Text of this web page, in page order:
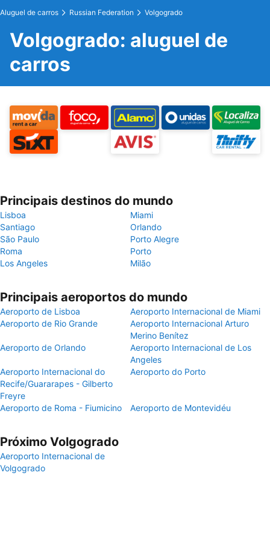
Aluguel de carros Russian Federation Volgogrado
Volgogrado: aluguel de
carros
Principais destinos do mundo
Lisboa
Miami
Santiago
Orlando
São Paulo
Porto Alegre
Roma
Porto
Los Angeles
Milão
Principais aeroportos do mundo
Aeroporto de Lisboa
Aeroporto Internacional de Miami
Aeroporto de Rio Grande
Aeroporto Internacional Arturo
Merino Benítez
Aeroporto de Orlando
Aeroporto Internacional de Los
Angeles
Aeroporto Internacional do
Recife/Guararapes - Gilberto
Freyre
Aeroporto do Porto
Aeroporto de Roma - Fiumicino Aeroporto de Montevidéu
Próximo Volgogrado
Aeroporto Internacional de
Volgogrado